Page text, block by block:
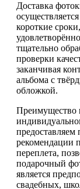
Доставка
короткие
тщательно
проверки
заканчивая
альбома с
обложкой.
Преимущество
предоставляем
рекомендации
переплета,
подарочный
является
свадебных,